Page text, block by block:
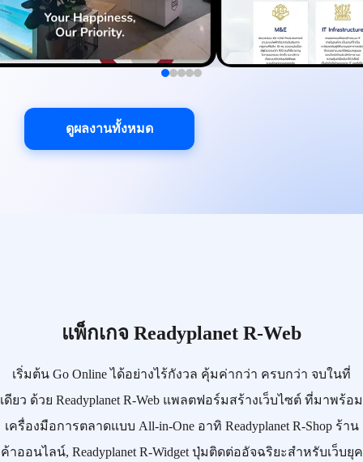
ดูผลงานทั้งหมด
แพ็กเกจ Readyplanet R-Web
เริ่มต้น Go Onlineได้อย่างไร้กังวล คุ้มค่ากว่า ครบกว่า จบในที่
เดียว ด้วย Readyplanet R-Web แพลตฟอร์มสร้างเว็บไซต์ ที่มาพร้อม
เครื่องมือการตลาดแบบ All-in-Oneอาทิ Readyplanet R-Shopร้าน
ค้าออนไลน์, Readyplanet R-Widgetปุ่มติดต่ออัจฉริยะสำหรับเว็บยุค